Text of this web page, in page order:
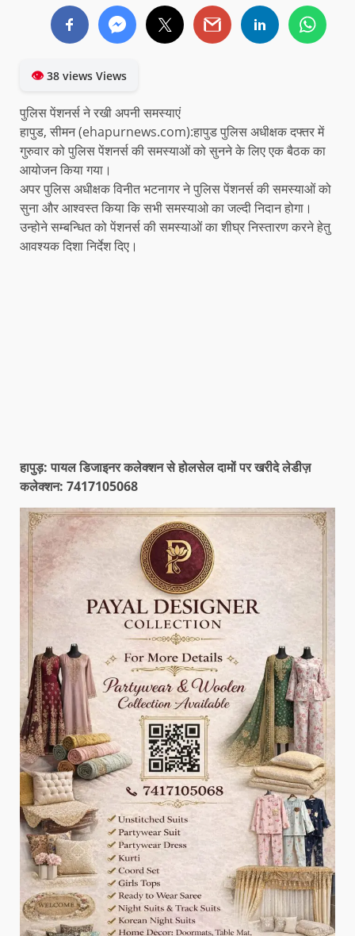
👁38 views Views
पुलिस पेंशनर्स ने रखी अपनी समस्याएं
हापुड, सीमन (ehapurnews.com):हापुड पुलिस अधीक्षक दफ्तर में
गुरुवार को पुलिस पेंशनर्स की समस्याओं को सुनने के लिए एक बैठक का
आयोजन किया गया।
अपर पुलिस अधीक्षक विनीत भटनागर ने पुलिस पेंशनर्स की समस्याओं को
सुना और आश्वस्त किया कि सभी समस्याओ का जल्दी निदान होगा।
उन्होने सम्बन्धित को पेंशनर्स की समस्याओं का शीघ्र निस्तारण करने हेतु
आवश्यक दिशा निर्देश दिए।
हापुड़: पायल डिजाइनर कलेक्शन से होलसेल दामों पर खरीदे लेडीज़
कलेक्शन: 7417105068